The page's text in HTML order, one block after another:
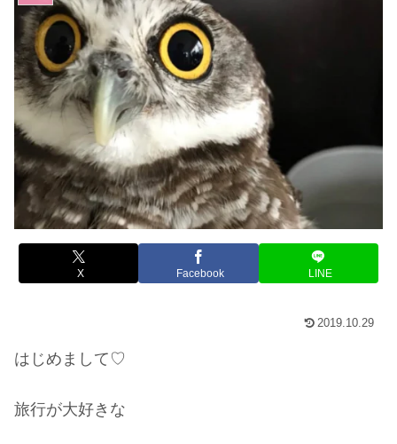
X Facebook LINE
2019.10.29
はじめまして♡
旅行が大好きな